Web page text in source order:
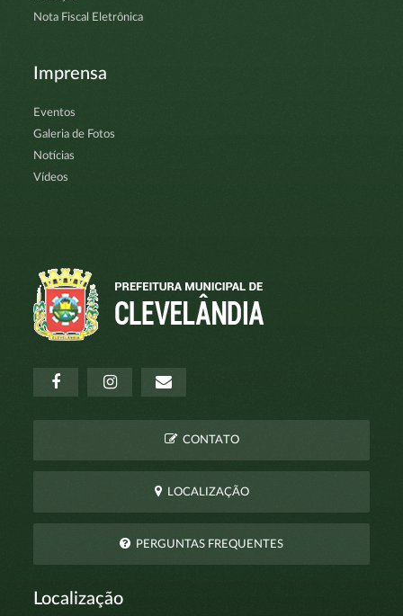
Nota Fiscal Eletrônica
Imprensa
Eventos
Galeria de Fotos
Notícias
Vídeos
CONTATO
LOCALIZAÇÃO
PERGUNTAS FREQUENTES
Localização